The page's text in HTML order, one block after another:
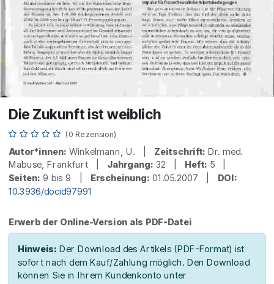
Die Zukunft ist weiblich
(0 Rezension)
Autor*innen: Winkelmann, U. | Zeitschrift: Dr. med.
Mabuse, Frankfurt | Jahrgang: 32 | Heft: 5 |
Seiten: 9 bis 9 | Erscheinung: 01.05.2007 | DOI:
10.3936/docid97991
Erwerb der Online-Version als PDF-Datei
Hinweis: Der Download des Artikels (PDF-Format) ist
sofort nach dem Kauf/Zahlung möglich. Den Download
können Sie in Ihrem Kundenkonto unter